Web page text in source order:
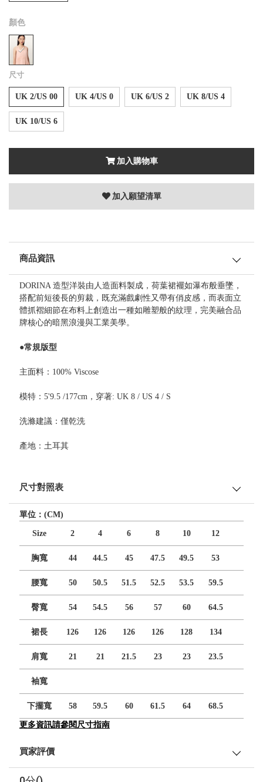
顏色
尺寸
UK 2/US 00 UK 4/US 0 UK 6/US 2 UK 8/US 4
UK 10/US 6
加入購物車
加入願望清單
商品資訊
DORINA 造型洋裝由人造面料製成，荷葉裙襬如瀑布般垂墜，
搭配前短後長的剪裁，既充滿戲劇性又帶有俏皮感，而表面立
體抓褶細節在布料上創造出一種如雕塑般的紋理，完美融合品
牌核心的暗黑浪漫與工業美學。
●常規版型
主面料：100% Viscose
模特：5'9.5 /177cm，穿著: UK 8 / US 4 / S
洗滌建議：僅乾洗
產地：土耳其
尺寸對照表
單位：(CM)
Size 2 4 6 8 10 12
胸寬 44 44.5 45 47.5 49.5 53
腰寬 50 50.5 51.5 52.5 53.5 59.5
臀寬 54 54.5 56 57 60 64.5
裙長 126 126 126 126 128 134
肩寬 21 21 21.5 23 23 23.5
袖寬
下擺寬 58 59.5 60 61.5 64 68.5
更多資訊請參閱尺寸指南
買家評價